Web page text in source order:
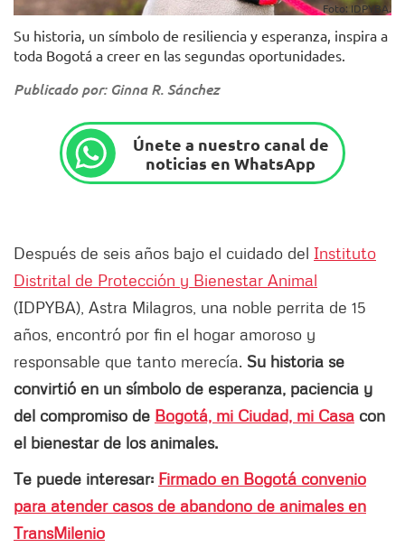
Foto: IDPYBA.
Su historia, un símbolo de resiliencia y esperanza, inspira a
toda Bogotá a creer en las segundas oportunidades.
Publicado por: Ginna R. Sánchez
Únete a nuestro canal de
noticias en WhatsApp
Después de seis años bajo el cuidado del Instituto
Distrital de Protección y Bienestar Animal
(IDPYBA), Astra Milagros, una noble perrita de 15
años, encontró por fin el hogar amoroso y
responsable que tanto merecía. Su historia se
convirtió en un símbolo de esperanza, paciencia y
del compromiso de Bogotá, mi Ciudad, mi Casa con
el bienestar de los animales.
Te puede interesar: Firmado en Bogotá convenio
para atender casos de abandono de animales en
TransMilenio